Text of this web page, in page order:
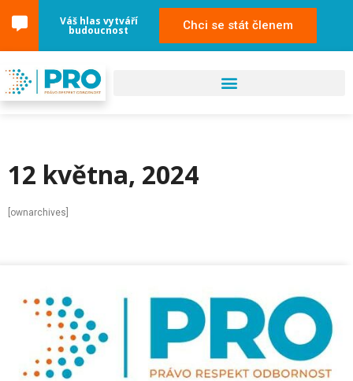
Váš hlas vytváří
budoucnost Chci se stát členem
12 května, 2024
[ownarchives]